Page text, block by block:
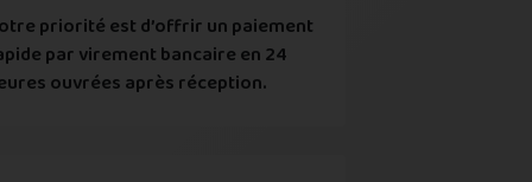
ou contrefaits
priorité est d’offrir un paiement
par virement bancaire en 24
ouvrées après réception.